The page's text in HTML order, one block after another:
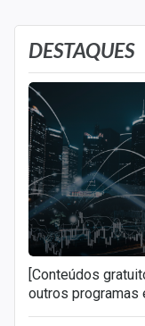
DESTAQUES
[Conteúdos
outros programas